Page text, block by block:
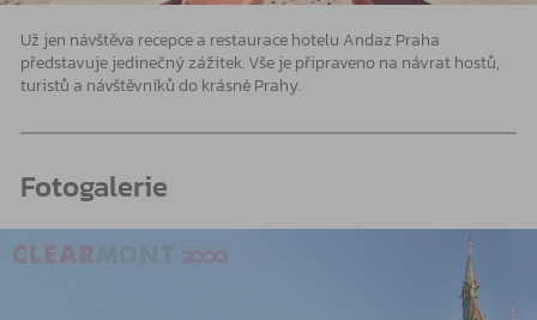
Už jen návštěva recepce a restaurace hotelu Andaz Praha
představuje jedinečný zážitek. Vše je připraveno na návrat hostů,
turistů a návštěvníků do krásné Prahy.
Fotogalerie